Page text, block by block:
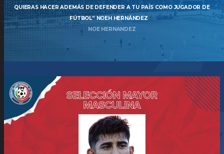
QUIERAS HACER ADEMÁS DE DEFENDER A TU PAÍS COMO JUGADOR DE
FÚTBOL” NOEH HERNÁNDEZ
NOE HERNANDEZ